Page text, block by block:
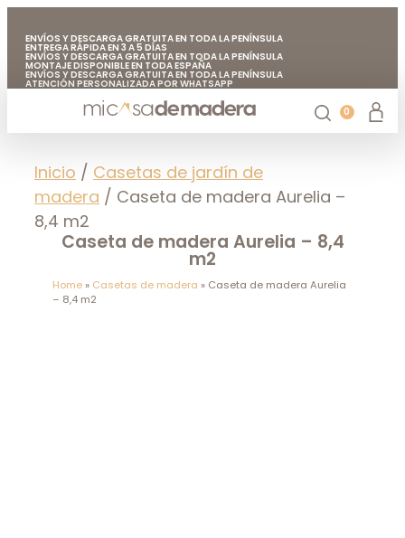
ENVÍOS Y DESCARGA GRATUITA EN TODA LA PENÍNSULA
ENTREGA RÁPIDA EN 3 A 5 DÍAS
ENVÍOS Y DESCARGA GRATUITA EN TODA LA PENÍNSULA
MONTAJE DISPONIBLE EN TODA ESPAÑA
ENVÍOS Y DESCARGA GRATUITA EN TODA LA PENÍNSULA
ATENCIÓN PERSONALIZADA POR WHATSAPP
FABRICADO EN EUROPA CON MADERA DE CALIDAD
ENVÍOS Y DESCARGA GRATUITA EN TODA LA PENÍNSULA
0
Inicio / Casetas de jardín de
madera / Caseta de madera Aurelia –
8,4 m2
Caseta de madera Aurelia – 8,4
m2
Home» Casetas de madera » Caseta de madera Aurelia
– 8,4 m2